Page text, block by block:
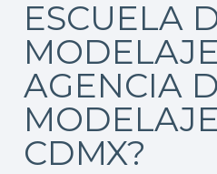
ESCUELA
AGENCIA
CDMX?